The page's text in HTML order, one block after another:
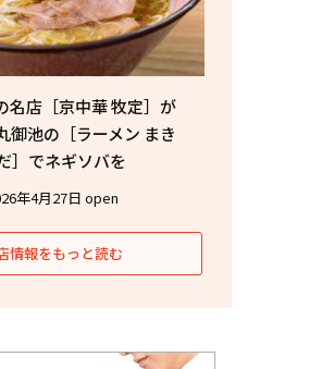
名店［京中華 牧定］が
御池の［ラーメン まき
］でネギソバを
年4月27日 open
情報をもっと読む